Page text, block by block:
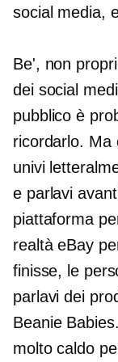
social media,
Be', non
dei social
pubblico è
ricordarlo. Ma
univi
e parlavi
piattaforma
realtà eBay
finisse, le
parlavi dei
Beanie
molto caldo